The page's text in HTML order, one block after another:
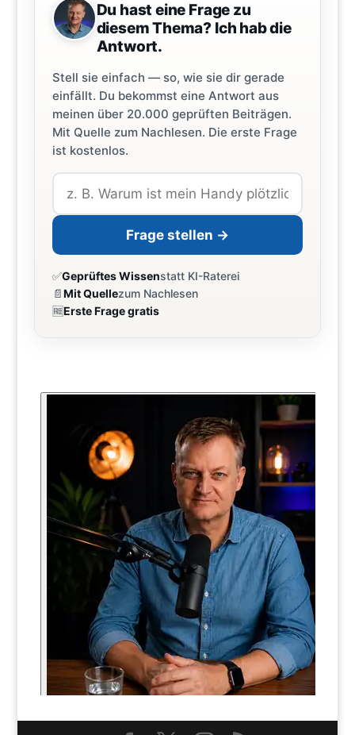
Du hast eine Frage zu
diesem Thema? Ich hab die
Antwort.
Stell sie einfach — so, wie sie dir gerade
einfällt. Du bekommst eine Antwort aus
meinen über 20.000 geprüften Beiträgen.
Mit Quelle zum Nachlesen. Die erste Frage
ist kostenlos.
Frage stellen →
✅Geprüftes Wissenstatt KI-Raterei
📄Mit Quellezum Nachlesen
🆓Erste Frage gratis